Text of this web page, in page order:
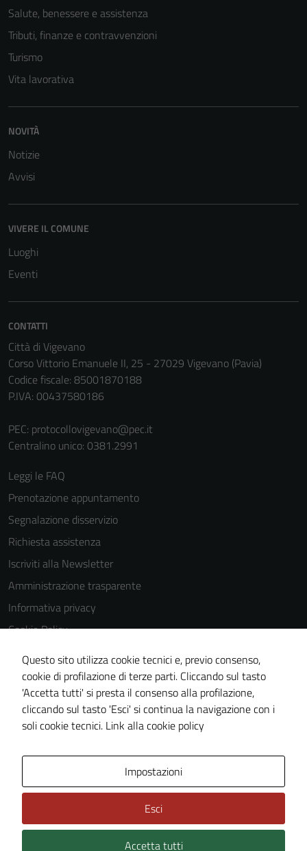
Salute, benessere e assistenza
Tributi, finanze e contravvenzioni
Turismo
Vita lavorativa
NOVITÀ
Notizie
Avvisi
VIVERE IL COMUNE
Luoghi
Eventi
CONTATTI
Città di Vigevano
Corso Vittorio Emanuele II, 25 - 27029 Vigevano (Pavia)
Codice fiscale: 85001870188
P.IVA: 00437580186
PEC: protocollovigevano@pec.it
Centralino unico: 0381.2991
Leggi le FAQ
Prenotazione appuntamento
Segnalazione disservizio
Richiesta assistenza
Iscriviti alla Newsletter
Amministrazione trasparente
Informativa privacy
Cookie Policy
Media policy
Note legali
Dichiarazione di accessibilità
Piano di miglioramento del sito
Technical Design s.r.l.
Questo sito utilizza cookie tecnici e, previo consenso,
cookie di profilazione di terze parti. Cliccando sul tasto
'Accetta tutti' si presta il consenso alla profilazione,
cliccando sul tasto 'Esci' si continua la navigazione con i
soli cookie tecnici. Link alla cookie policy
Impostazioni
Esci
Accetta tutti
Questi cookie